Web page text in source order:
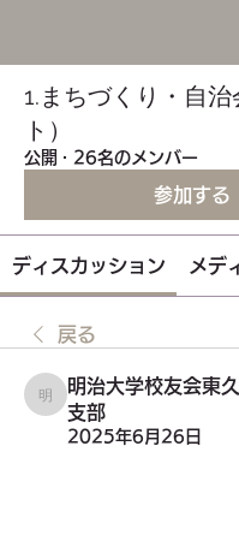
1.まちづくり・自
ト）
公開 · 26名のメンバー
参加する
ディスカッション メデ
戻る
明治大学校友会東久留米地域
明治大学校友会東
支部
2025年6月26日